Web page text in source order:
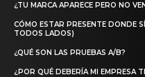
¿TU MARCA APARECE PERO NO
CÓMO ESTAR PRESENTE DONDE
TODOS LADOS)
¿QUÉ SON LAS PRUEBAS A/B?
¿POR QUÉ DEBERÍA MI EMPRESA